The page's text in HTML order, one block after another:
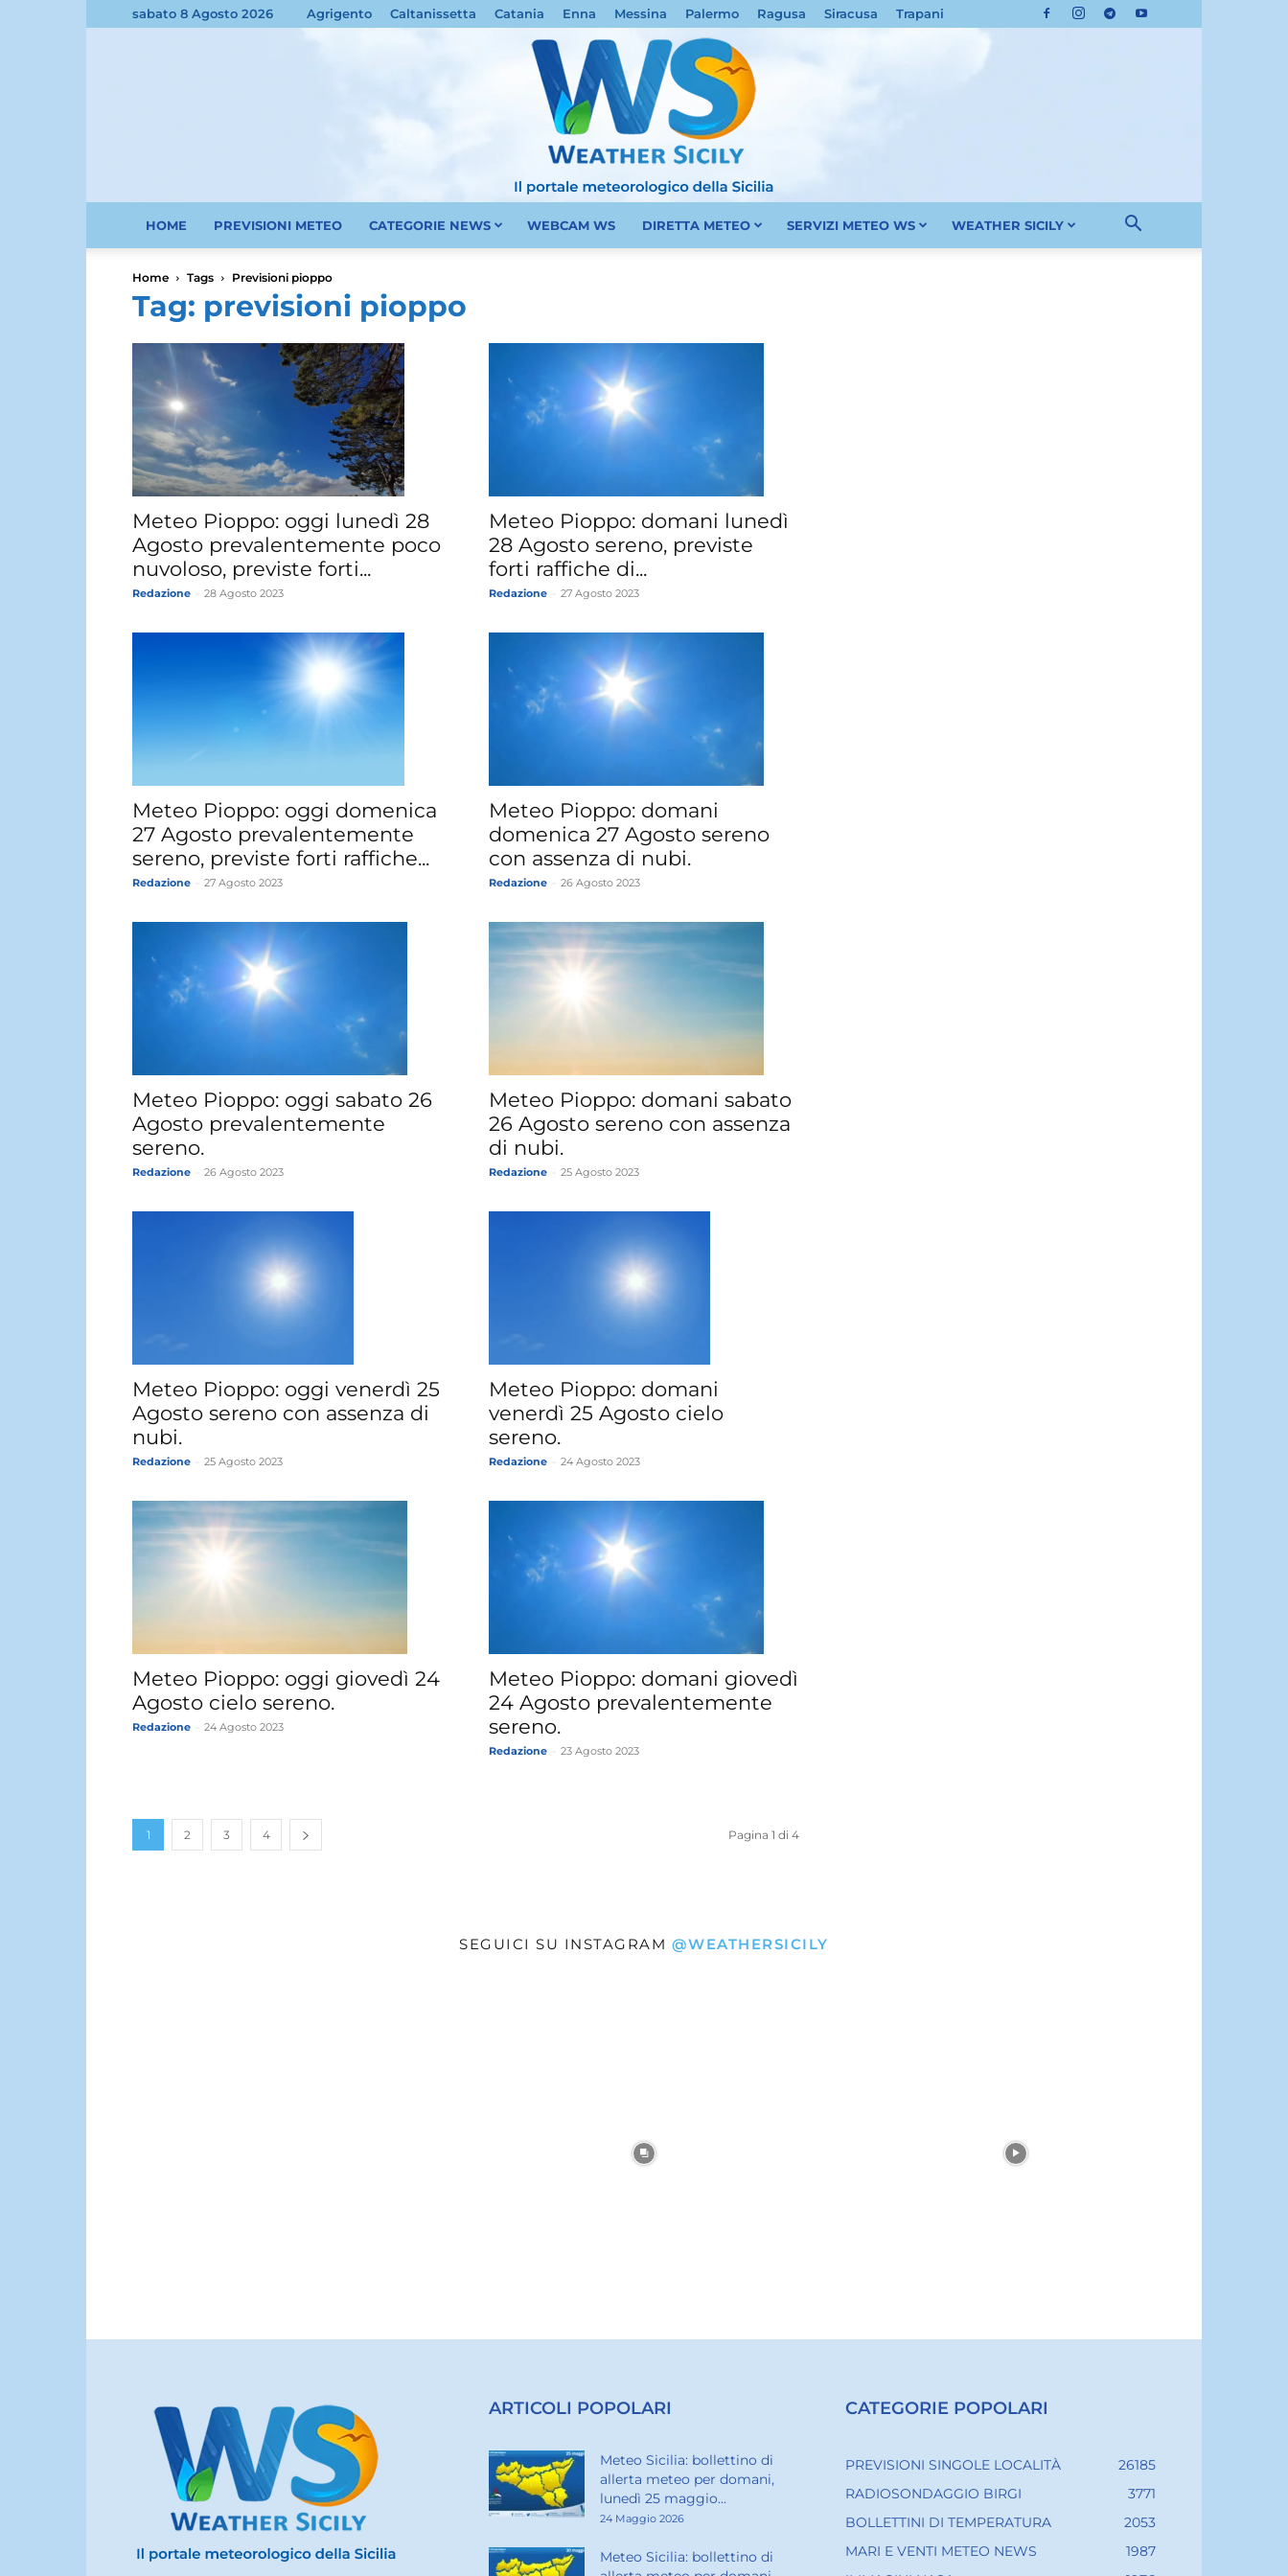
sabato 8 Agosto 2026 Agrigento Caltanissetta Catania Enna Messina Palermo Ragusa Siracusa Trapani
Sicilia
Weather
HOME PREVISIONI METEO CATEGORIE NEWS WEBCAM WS DIRETTA METEO SERVIZI METEO WS WEATHER SICILY
Home Tags Previsioni pioppo
Tag: previsioni pioppo
Meteo Pioppo: oggi lunedì 28
Agosto prevalentemente poco
nuvoloso, previste forti...
Redazione 28 Agosto 2023
Meteo Pioppo: domani lunedì
28 Agosto sereno, previste
forti raffiche di...
Redazione 27 Agosto 2023
Meteo Pioppo: oggi domenica
27 Agosto prevalentemente
sereno, previste forti raffiche...
Redazione 27 Agosto 2023
Meteo Pioppo: domani
domenica 27 Agosto sereno
con assenza di nubi.
Redazione 26 Agosto 2023
Meteo Pioppo: oggi sabato 26
Agosto prevalentemente
sereno.
Redazione 26 Agosto 2023
Meteo Pioppo: domani sabato
26 Agosto sereno con assenza
di nubi.
Redazione 25 Agosto 2023
Meteo Pioppo: oggi venerdì 25
Agosto sereno con assenza di
nubi.
Redazione 25 Agosto 2023
Meteo Pioppo: domani
venerdì 25 Agosto cielo
sereno.
Redazione 24 Agosto 2023
Meteo Pioppo: oggi giovedì 24
Agosto cielo sereno.
Redazione 24 Agosto 2023
Meteo Pioppo: domani giovedì
24 Agosto prevalentemente
sereno.
Redazione 23 Agosto 2023
1 2 3 4 Pagina 1 di 4
SEGUICI SU INSTAGRAM @WEATHERSICILY
ARTICOLI POPOLARI
Meteo Sicilia: bollettino di
allerta meteo per domani,
lunedì 25 maggio...
24 Maggio 2026
Meteo Sicilia: bollettino di
CATEGORIE POPOLARI
PREVISIONI SINGOLE LOCALITÀ
26185
RADIOSONDAGGIO BIRGI
3771
BOLLETTINI DI TEMPERATURA
2053
MARI E VENTI METEO NEWS
1987